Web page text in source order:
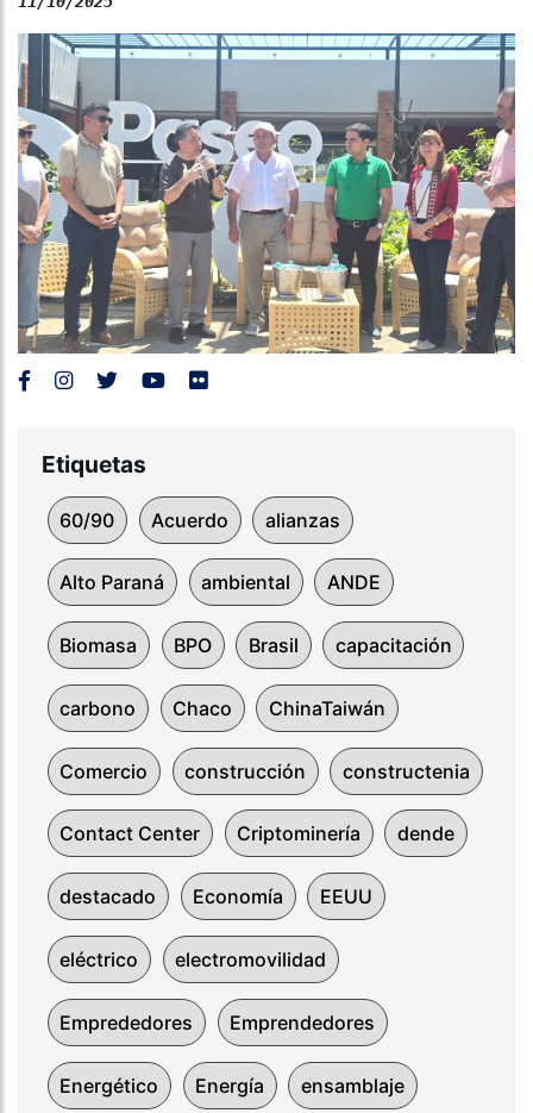
Etiquetas
60/90 Acuerdo alianzas
Alto Paraná ambiental ANDE
Biomasa BPO Brasil capacitación
carbono Chaco ChinaTaiwán
Comercio construcción constructenia
Contact Center Criptominería dende
destacado Economía EEUU
eléctrico electromovilidad
Emprededores Emprendedores
Energético Energía ensamblaje